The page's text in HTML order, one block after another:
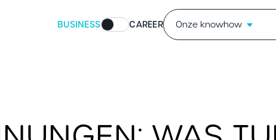
BUSINESS CAREER Onze knowhow